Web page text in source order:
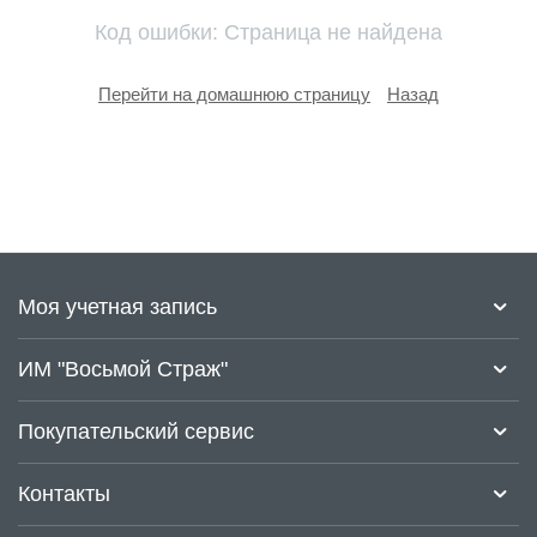
Код ошибки: Страница не найдена
Перейти на домашнюю страницу Назад
Моя учетная запись
ИМ "Восьмой Страж"
Покупательский сервис
Контакты